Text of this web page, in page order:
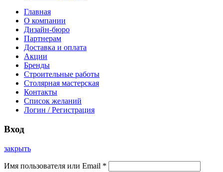
Главная
О компании
Дизайн-бюро
Партнерам
Доставка и оплата
Акции
Бренды
Строительные работы
Столярная мастерская
Контакты
Список желаний
Логин / Регистрация
Вход
закрыть
Имя пользователя или Email *